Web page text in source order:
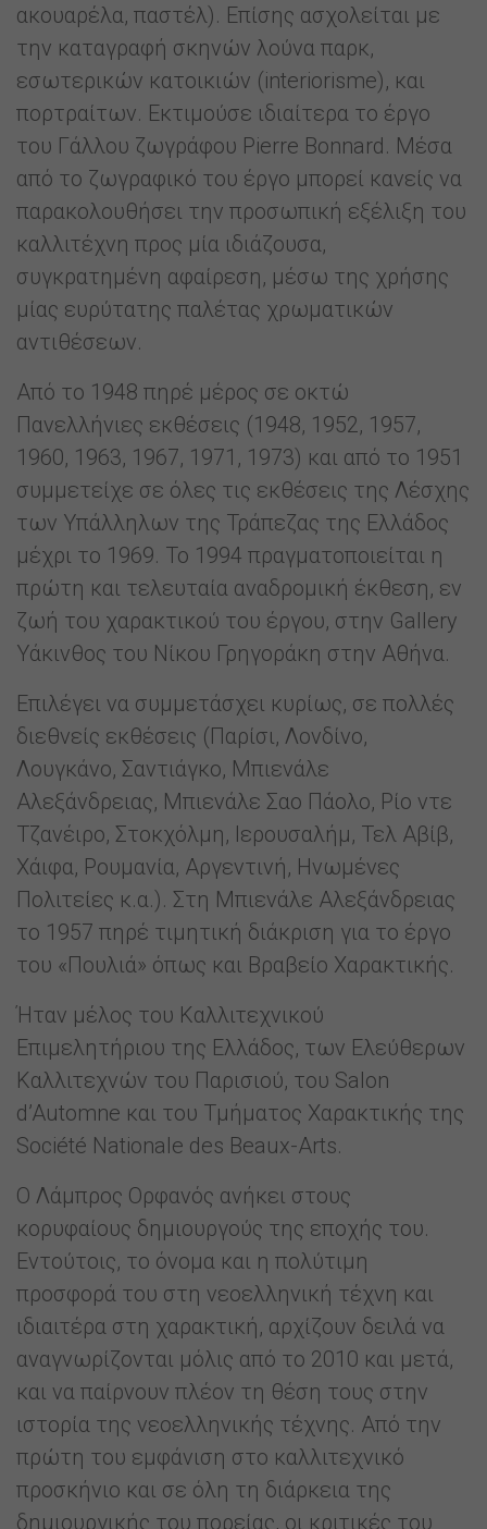
ακουαρέλα, παστέλ). Επίσης ασχολείται με
την καταγραφή σκηνών λούνα παρκ,
εσωτερικών κατοικιών (interiorisme), και
πορτραίτων. Εκτιμούσε ιδιαίτερα το έργο
του Γάλλου ζωγράφου Pierre Bonnard. Μέσα
από το ζωγραφικό του έργο μπορεί κανείς να
παρακολουθήσει την προσωπική εξέλιξη του
καλλιτέχνη προς μία ιδιάζουσα,
συγκρατημένη αφαίρεση, μέσω της χρήσης
μίας ευρύτατης παλέτας χρωματικών
αντιθέσεων.
Από το 1948 πηρέ μέρος σε οκτώ
Πανελλήνιες εκθέσεις (1948, 1952, 1957,
1960, 1963, 1967, 1971, 1973) και από το 1951
συμμετείχε σε όλες τις εκθέσεις της Λέσχης
των Υπάλληλων της Τράπεζας της Ελλάδος
μέχρι το 1969. Το 1994 πραγματοποιείται η
πρώτη και τελευταία αναδρομική έκθεση, εν
ζωή του χαρακτικού του έργου, στην Gallery
Υάκινθος του Νίκου Γρηγοράκη στην Αθήνα.
Επιλέγει να συμμετάσχει κυρίως, σε πολλές
διεθνείς εκθέσεις (Παρίσι, Λονδίνο,
Λουγκάνο, Σαντιάγκο, Μπιενάλε
Αλεξάνδρειας, Μπιενάλε Σαο Πάολο, Ρίο ντε
Τζανέιρο, Στοκχόλμη, Ιερουσαλήμ, Τελ Αβίβ,
Χάιφα, Ρουμανία, Αργεντινή, Ηνωμένες
Πολιτείες κ.α.). Στη Μπιενάλε Αλεξάνδρειας
το 1957 πηρέ τιμητική διάκριση για το έργο
του «Πουλιά» όπως και Βραβείο Χαρακτικής.
Ήταν μέλος του Καλλιτεχνικού
Επιμελητήριου της Ελλάδος, των Ελεύθερων
Καλλιτεχνών του Παρισιού, του Salon
d’Automne και του Τμήματος Χαρακτικής της
Société Nationale des Beaux-Arts.
Ο Λάμπρος Ορφανός ανήκει στους
κορυφαίους δημιουργούς της εποχής του.
Εντούτοις, το όνομα και η πολύτιμη
προσφορά του στη νεοελληνική τέχνη και
ιδιαιτέρα στη χαρακτική, αρχίζουν δειλά να
αναγνωρίζονται μόλις από το 2010 και μετά,
και να παίρνουν πλέον τη θέση τους στην
ιστορία της νεοελληνικής τέχνης. Από την
πρώτη του εμφάνιση στο καλλιτεχνικό
προσκήνιο και σε όλη τη διάρκεια της
δημιουργικής του πορείας, οι κριτικές του